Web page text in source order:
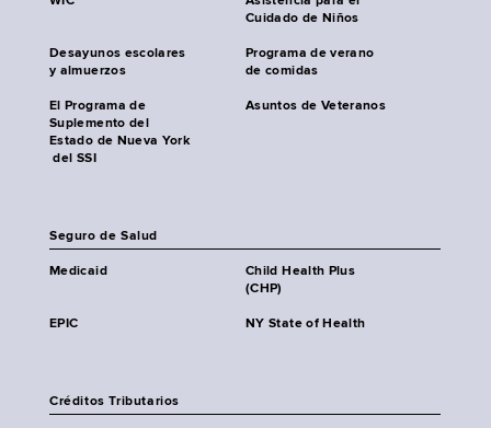
Cuidado de Niños
Desayunos escolares
y almuerzos
Programa de verano
de comidas
El Programa de
Suplemento del
Estado de Nueva York
del SSI
Asuntos de Veteranos
Seguro de Salud
Medicaid
Child Health Plus
(CHP)
EPIC NY State of Health
Créditos Tributarios